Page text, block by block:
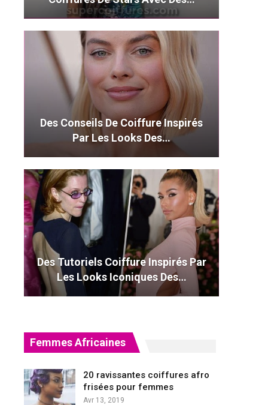
Des Conseils De Coiffure Inspirés
Par Les Looks Des…
Des Tutoriels Coiffure Inspirés Par
Les Looks Iconiques Des…
Femmes Africaines
20 ravissantes coiffures afro
frisées pour femmes
Avr 13, 2019